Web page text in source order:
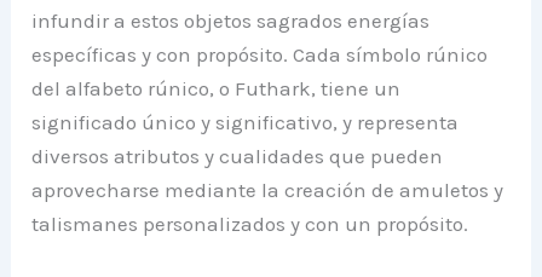
infundir a estos objetos sagrados energías
específicas y con propósito. Cada símbolo rúnico
del alfabeto rúnico, o Futhark, tiene un
significado único y significativo, y representa
diversos atributos y cualidades que pueden
aprovecharse mediante la creación de amuletos y
talismanes personalizados y con un propósito.